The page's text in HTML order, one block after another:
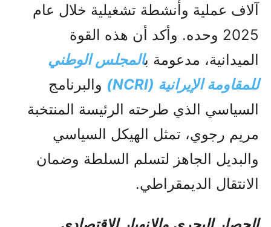
آلاف عملية وأنشطة تشغيلية خلال عام
2025 وحده. وأكد أن هذه القوة
الميدانية، مدعومة بالمجلس الوطني
للمقاومة الإيرانية (NCRI)
والبرنامج
السياسي الذي طرحته الرئيسة المنتخبة
مريم رجوي، تمثل الهيكل السياسي
والبديل الجاهز لتسلم السلطة وضمان
الانتقال الديمقراطي.